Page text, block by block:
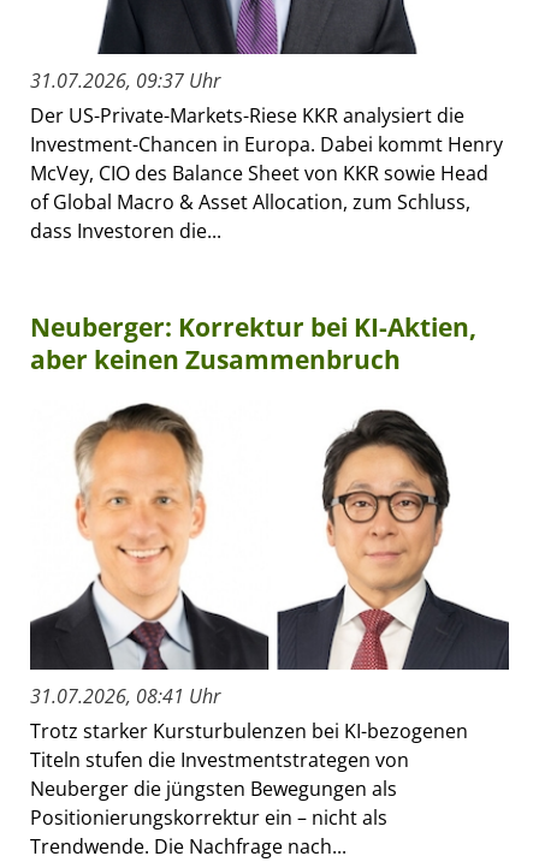
31.07.2026, 09:37 Uhr
Der US-Private-Markets-Riese KKR analysiert die
Investment-Chancen in Europa. Dabei kommt Henry
McVey, CIO des Balance Sheet von KKR sowie Head
of Global Macro & Asset Allocation, zum Schluss,
dass Investoren die...
Neuberger: Korrektur bei KI-Aktien,
aber keinen Zusammenbruch
31.07.2026, 08:41 Uhr
Trotz starker Kursturbulenzen bei KI-bezogenen
Titeln stufen die Investmentstrategen von
Neuberger die jüngsten Bewegungen als
Positionierungskorrektur ein – nicht als
Trendwende. Die Nachfrage nach...